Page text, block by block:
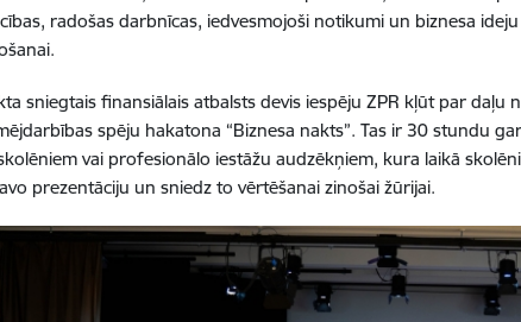
radošas darbnīcas, iedvesmojoši notikumi un biznesa
sniegtais finansiālais atbalsts devis iespēju ZPR kļūt par daļu
spēju hakatona “Biznesa nakts”. Tas ir 30 stundu
vai profesionālo iestāžu audzēkņiem, kura laikā
prezentāciju un sniedz to vērtēšanai zinošai žūrijai.